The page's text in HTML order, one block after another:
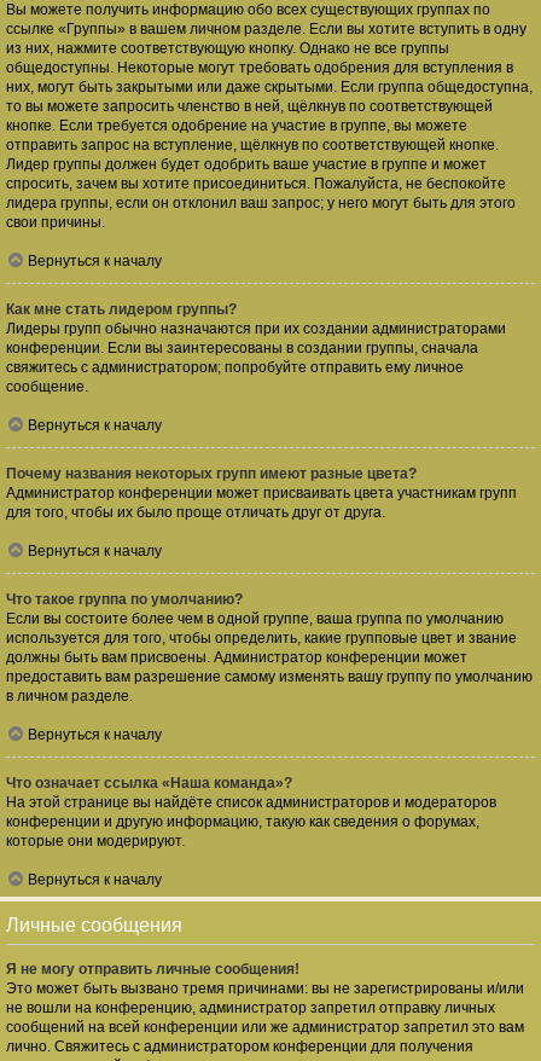
Вы можете получить информацию обо всех существующих группах по
ссылке «Группы» в вашем личном разделе. Если вы хотите вступить в одну
из них, нажмите соответствующую кнопку. Однако не все группы
общедоступны. Некоторые могут требовать одобрения для вступления в
них, могут быть закрытыми или даже скрытыми. Если группа общедоступна,
то вы можете запросить членство в ней, щёлкнув по соответствующей
кнопке. Если требуется одобрение на участие в группе, вы можете
отправить запрос на вступление, щёлкнув по соответствующей кнопке.
Лидер группы должен будет одобрить ваше участие в группе и может
спросить, зачем вы хотите присоединиться. Пожалуйста, не беспокойте
лидера группы, если он отклонил ваш запрос; у него могут быть для этого
свои причины.
Вернуться к началу
Как мне стать лидером группы?
Лидеры групп обычно назначаются при их создании администраторами
конференции. Если вы заинтересованы в создании группы, сначала
свяжитесь с администратором; попробуйте отправить ему личное
сообщение.
Вернуться к началу
Почему названия некоторых групп имеют разные цвета?
Администратор конференции может присваивать цвета участникам групп
для того, чтобы их было проще отличать друг от друга.
Вернуться к началу
Что такое группа по умолчанию?
Если вы состоите более чем в одной группе, ваша группа по умолчанию
используется для того, чтобы определить, какие групповые цвет и звание
должны быть вам присвоены. Администратор конференции может
предоставить вам разрешение самому изменять вашу группу по умолчанию
в личном разделе.
Вернуться к началу
Что означает ссылка «Наша команда»?
На этой странице вы найдёте список администраторов и модераторов
конференции и другую информацию, такую как сведения о форумах,
которые они модерируют.
Вернуться к началу
Личные сообщения
Я не могу отправить личные сообщения!
Это может быть вызвано тремя причинами: вы не зарегистрированы и/или
не вошли на конференцию, администратор запретил отправку личных
сообщений на всей конференции или же администратор запретил это вам
лично. Свяжитесь с администратором конференции для получения